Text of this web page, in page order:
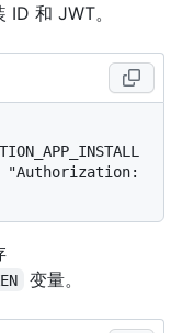
和 JWT。
"Authorization:
变量。